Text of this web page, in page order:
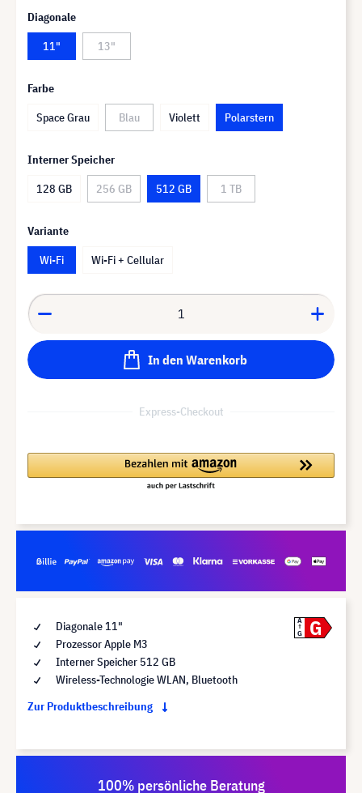
Diagonale
11"
13"
Farbe
Space Grau
Blau Violett Polarstern
Interner Speicher
128 GB
256 GB 512 GB 1 TB
Variante
Wi-Fi
Wi-Fi + Cellular
In den Warenkorb
Express-Checkout
Diagonale 11"
Prozessor Apple M3
Interner Speicher 512 GB
Wireless-Technologie WLAN, Bluetooth
Zur Produktbeschreibung
A
G
G
100% persönliche Beratung